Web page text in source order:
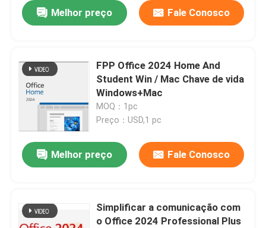
Melhor preço Fale Conosco
FPP Office 2024 Home And
Student Win / Mac Chave de vida
Windows+Mac
MOQ：1pc
Preço：USD,1 pc
Melhor preço Fale Conosco
Simplificar a comunicação com
o Office 2024 Professional Plus